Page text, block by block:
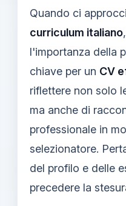
Quando ci
curriculum italiano
l'importanza della
chiave per un CV
riflettere non solo
ma anche di
professionale in
selezionatore.
del profilo e delle
precedere la